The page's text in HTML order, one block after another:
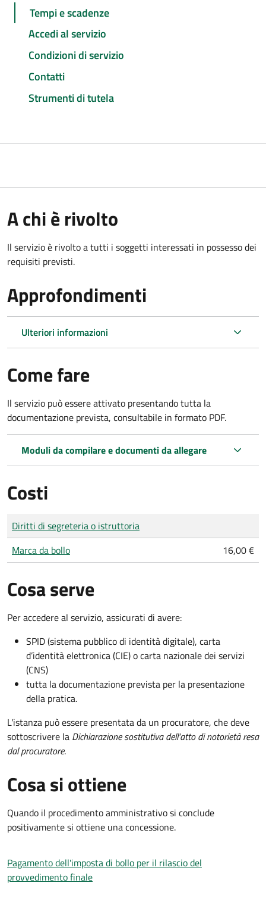
Tempi e scadenze
Accedi al servizio
Condizioni di servizio
Contatti
Strumenti di tutela
A chi è rivolto
Il servizio è rivolto a tutti i soggetti interessati in possesso dei
requisiti previsti.
Approfondimenti
Ulteriori informazioni
Come fare
Il servizio può essere attivato presentando tutta la
documentazione prevista, consultabile in formato PDF.
Moduli da compilare e documenti da allegare
Costi
Tipo di pagamento
Importo
Diritti di segreteria o istruttoria
Marca da bollo
16,00 €
Cosa serve
Per accedere al servizio, assicurati di avere:
SPID (sistema pubblico di identità digitale), carta
d’identità elettronica (CIE) o carta nazionale dei servizi
(CNS)
tutta la documentazione prevista per la presentazione
della pratica.
L'istanza può essere presentata da un procuratore, che deve
sottoscrivere la Dichiarazione sostitutiva dell'atto di notorietà resa
dal procuratore.
Cosa si ottiene
Quando il procedimento amministrativo si conclude
positivamente si ottiene una concessione.
Pagamento dell'imposta di bollo per il rilascio del
provvedimento finale